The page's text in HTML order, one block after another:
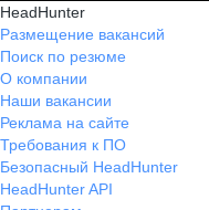
HeadHunter
Размещение вакансий
Поиск по резюме
О компании
Наши вакансии
Реклама на сайте
Требования к ПО
Безопасный HeadHunter
HeadHunter API